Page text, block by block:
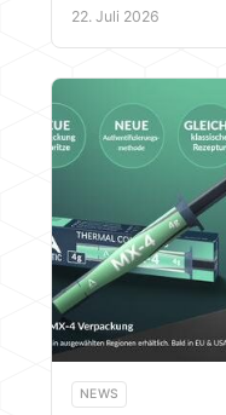
Aktivkühlung vor
22. Juli 2026
NEWS